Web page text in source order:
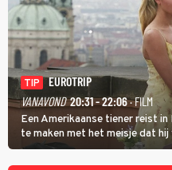
TIP
EUROTRIP
VANAVOND 20:31 - 22:06· FILM
Een Amerikaanse tiener reist
te maken met het meisje dat